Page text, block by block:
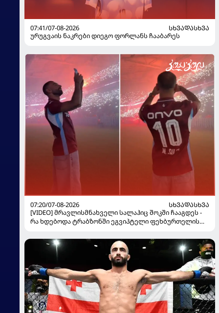
07:41/07-08-2026
ᲡᲮᲕᲐᲓᲐᲡᲮᲕᲐ
ურუგვაის ნაკრები დიეგო ფორლანს ჩააბარეს
07:20/07-08-2026
ᲡᲮᲕᲐᲓᲐᲡᲮᲕᲐ
[VIDEO] მრავლისმნახველი სალაჰიც შოკში ჩააგდეს -
რა ხდებოდა ტრაბზონში ეგვიპტელი ფეხბურთელის